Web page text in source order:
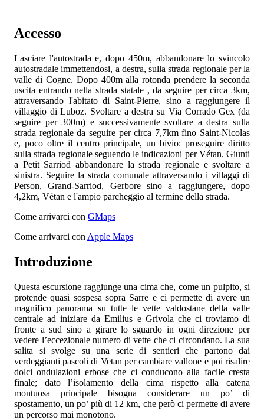
Accesso
Lasciare l'autostradae, dopo 450m, abbandonare lo svincolo
autostradale immettendosi, a destra, sulla strada regionale per la
valle di Cogne. Dopo 400m alla rotonda prendere la seconda
uscita entrando nella strada statale , da seguire per circa 3km,
attraversando l'abitato di Saint-Pierre, sino a raggiungere il
villaggio di Luboz. Svoltare a destra su Via Corrado Gex (da
seguire per 300m) e successivamente svoltare a destra sulla
strada regionaleda seguire per circa 7,7km fino Saint-Nicolas
e, poco oltre il centro principale, un bivio: proseguire diritto
sulla strada regionale seguendo le indicazioni per Vétan. Giunti
a Petit Sarriod abbandonare la strada regionale e svoltare a
sinistra. Seguire la strada comunale attraversando i villaggi di
Person, Grand-Sarriod, Gerbore sino a raggiungere, dopo
4,2km, Vétan e l'ampio parcheggio al termine della strada.
Come arrivarci con GMaps
Come arrivarci con Apple Maps
Introduzione
Questa escursione raggiunge una cima che, come un pulpito, si
protende quasi sospesa sopra Sarre e ci permette di avere un
magnifico panorama su tutte le vette valdostane della valle
centrale ad iniziare da Emilius e Grivola che ci troviamo di
fronte a sud sino a girare lo sguardo in ogni direzione per
vedere l’eccezionale numero di vette che ci circondano. La sua
salita si svolge su una serie di sentieri che partono dai
verdeggianti pascoli di Vetan per cambiare vallone e poi risalire
dolci ondulazioni erbose che ci conducono alla facile cresta
finale; dato l’isolamento della cima rispetto alla catena
montuosa principale bisogna considerare un po’ di
spostamento, un po’ più di 12 km, che però ci permette di avere
un percorso mai monotono.